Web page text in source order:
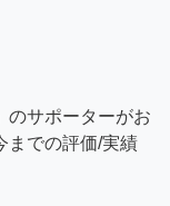
のサポーターがお
までの評価/実績